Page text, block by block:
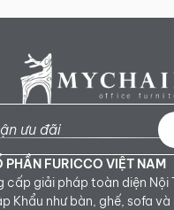
PHẦN FURICCO VIỆT NAM
cấp giải pháp toàn diện Nội
Khẩu như bàn, ghế, sofa và